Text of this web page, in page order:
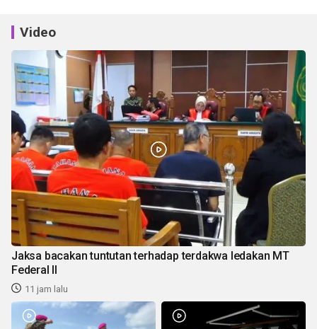
Video
Jaksa bacakan tuntutan terhadap terdakwa ledakan MT
Federal II
11 jam lalu